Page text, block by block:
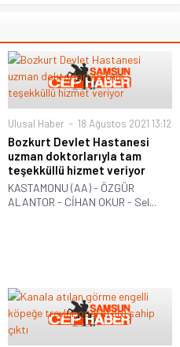
Ulusal Haber 18 Ağustos 2021 13:12
Bozkurt Devlet Hastanesi
uzman doktorlarıyla tam
teşekküllü hizmet veriyor
KASTAMONU (AA) - ÖZGÜR
ALANTOR - CİHAN OKUR - Sel...